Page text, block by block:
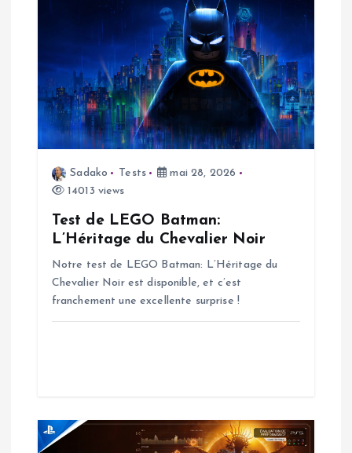
n
d
e
Sadako Tests
mai 28, 2026
14013 views
Test de LEGO Batman:
L’Héritage du Chevalier Noir
Notre test de LEGO Batman: L’Héritage du
Chevalier Noir est disponible, et c’est
franchement une excellente surprise !